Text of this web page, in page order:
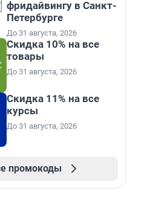
фридайвингу в Санкт-
Петербурге
До 31 августа, 2026
Скидка 10% на все
товары
До 31 августа, 2026
Скидка 11% на все
курсы
До 31 августа, 2026
промокоды